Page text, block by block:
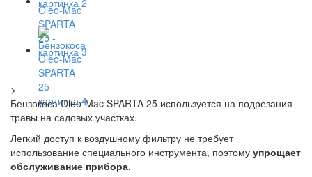
>
Бензокоса Oleo-Mac SPARTA 25 используется на подрезания
травы на садовых участках.
Легкий доступ к воздушному фильтру не требует
использование специального инструмента, поэтому упрощает
обслуживание прибора.